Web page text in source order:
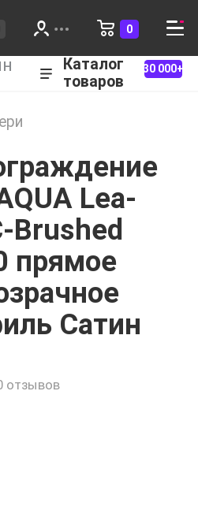
0
Каталог
товаров
30 000+
Lea-
Brushed
прямое
Сатин
отзывов